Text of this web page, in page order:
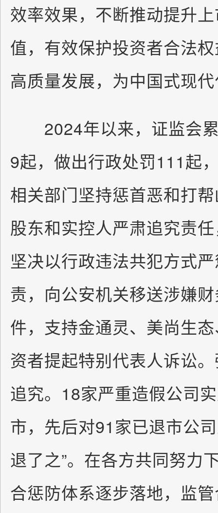
效率效果，不断推动提升
值，有效保护投资者合法
高质量发展，为中国式现
2024年以来，证监会累
9起，做出行政处罚111起
相关部门坚持惩首恶和打
股东和实控人严肃追究责
坚决以行政违法共犯方式
责，向公安机关移送涉嫌
件，支持金通灵、美尚生
资者提起特别代表人诉讼
追究。18家严重造假公司
市，先后对91家已退市公
退了之”。在各方共同努力
合惩防体系逐步落地，监